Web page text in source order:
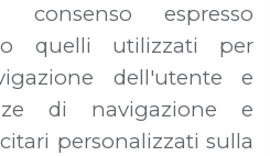
espresso
quelli utilizzati per
dell'utente e
di navigazione e
personalizzati sulla